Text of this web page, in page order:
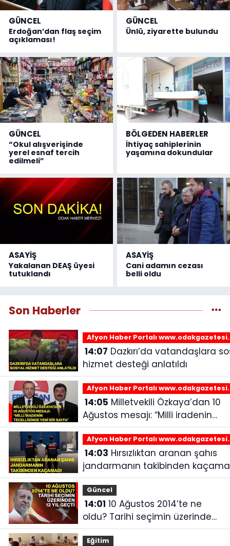
GÜNCEL
Erdoğan’dan flaş seçim
açıklaması!
GÜNCEL
Ünlü, ziyarette bulundu
GÜNCEL
“Okul alışverişinde
yerel esnaf tercih
edilmeli”
BÖLGEDEN HABERLER
İhtiyaç sahiplerinin
yaşamına dokundular
ASAYİŞ
Yakalanan DEAŞ üyesi
tutuklandı
ASAYİŞ
Cani adamın cezası
belli oldu
Son Haberler
Afyon Haber Portalı
14:07
hizmet desteği anlatıldı
Afyon Haber Portalı
14:05
Ağustos mesajı: “Milli iradenin
tecellisinde yeni bir sayfa”
Afyon Haber Portalı
14:03
jandarmanın takibinden
Güncel
14:01
oldu? Tarihi seçimin üzerinden
12 yıl geçti
Eğitim